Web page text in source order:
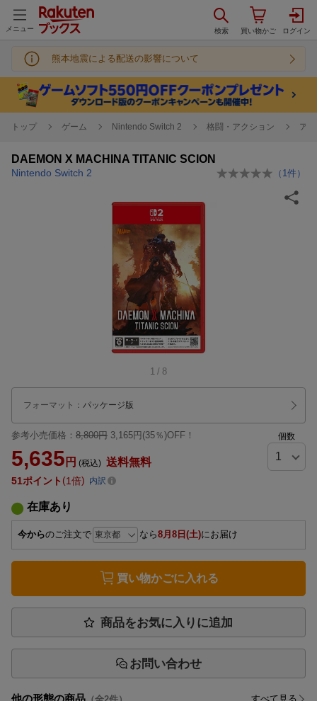
メニュー
熊本地震による配送の影響について
トップ ゲーム Nintendo Switch 2 格闘・アクション ア
DAEMON X MACHINA TITANIC SCION
Nintendo Switch 2 （ 1 件）
1 / 8
フォーマット ： パッケージ版
参考小売価格： 8,800円 3,165円(35％)OFF！
5,635 円 (税込) 送料無料
個数
51ポイント 1倍 内訳
在庫あり
今からのご注文で なら8月8日(土)にお届け
買い物かごに入れる
商品をお気に入りに追加
お問い合わせ
すべて見る